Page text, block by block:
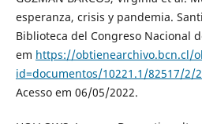
esperanza, crisis y pandemia.
Biblioteca del Congreso Nacional
em https://obtienearchivo.bcn.cl/
id=documentos/10221.1/82517/2/
Acesso em 06/05/2022.